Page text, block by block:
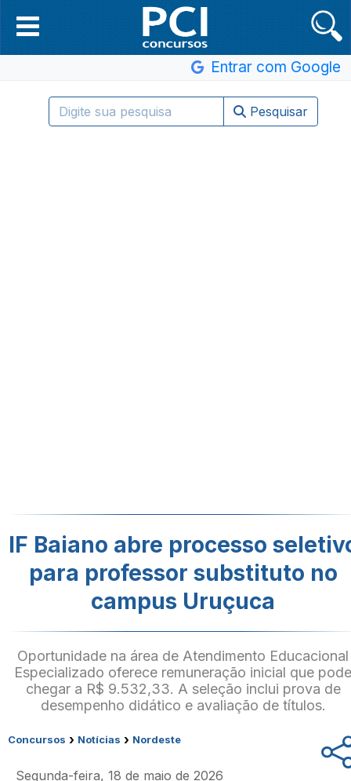
Entrar com Google
Pesquisar
IF Baiano abre processo
para professor substituto no
campus Uruçuca
Oportunidade na área de Atendimento Educacional
Especializado oferece remuneração inicial que
chegar a R$ 9.532,33. A seleção inclui prova de
desempenho didático e avaliação de títulos.
Concursos › Notícias › Nordeste
Segunda-feira, 18 de maio de 2026